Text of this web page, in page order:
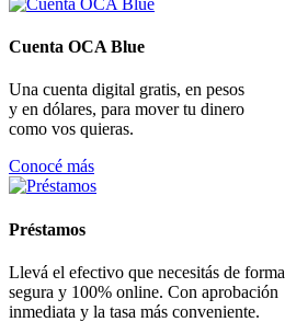
Cuenta OCA Blue
Una cuenta digital gratis, en pesos
y en dólares, para mover tu dinero
como vos quieras.
Conocé más
Préstamos
Llevá el efectivo que necesitás de forma
segura y 100% online. Con aprobación
inmediata y la tasa más conveniente.